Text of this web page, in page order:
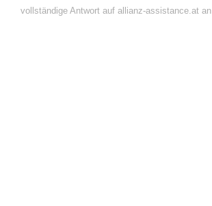
vollständige Antwort auf allianz-assistance.at an